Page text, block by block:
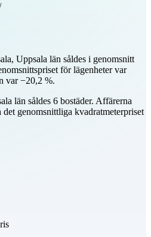
Uppsala län såldes i genomsnitt
för lägenheter var
var −20,2 %.
län såldes 6 bostäder. Affärerna
genomsnittliga kvadratmeterpriset